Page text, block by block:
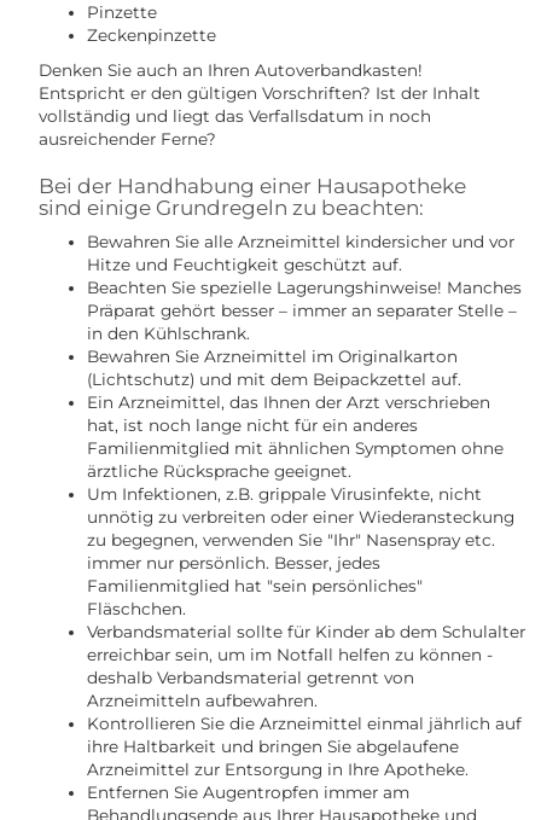
Pinzette
Zeckenpinzette
Denken Sie auch an Ihren Autoverbandkasten!
Entspricht er den gültigen Vorschriften? Ist der Inhalt
vollständig und liegt das Verfallsdatum in noch
ausreichender Ferne?
Bei der Handhabung einer Hausapotheke
sind einige Grundregeln zu beachten:
Bewahren Sie alle Arzneimittel kindersicher und vor
Hitze und Feuchtigkeit geschützt auf.
Beachten Sie spezielle Lagerungshinweise! Manches
Präparat gehört besser – immer an separater Stelle –
in den Kühlschrank.
Bewahren Sie Arzneimittel im Originalkarton
(Lichtschutz) und mit dem Beipackzettel auf.
Ein Arzneimittel, das Ihnen der Arzt verschrieben
hat, ist noch lange nicht für ein anderes
Familienmitglied mit ähnlichen Symptomen ohne
ärztliche Rücksprache geeignet.
Um Infektionen, z.B. grippale Virusinfekte, nicht
unnötig zu verbreiten oder einer Wiederansteckung
zu begegnen, verwenden Sie "Ihr" Nasenspray etc.
immer nur persönlich. Besser, jedes
Familienmitglied hat "sein persönliches"
Fläschchen.
Verbandsmaterial sollte für Kinder ab dem Schulalter
erreichbar sein, um im Notfall helfen zu können -
deshalb Verbandsmaterial getrennt von
Arzneimitteln aufbewahren.
Kontrollieren Sie die Arzneimittel einmal jährlich auf
ihre Haltbarkeit und bringen Sie abgelaufene
Arzneimittel zur Entsorgung in Ihre Apotheke.
Entfernen Sie Augentropfen immer am
Behandlungsende aus Ihrer Hausapotheke und